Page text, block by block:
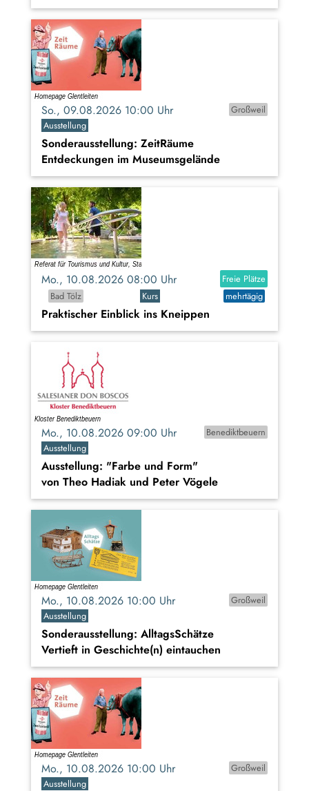
So., 09.08.2026 10:00 Uhr
Großweil
Ausstellung
Sonderausstellung: ZeitRäume
Entdeckungen im Museumsgelände
Mo., 10.08.2026 08:00 Uhr
Freie Plätze
Bad Tölz
Kurs mehrtägig
Praktischer Einblick ins Kneippen
Mo., 10.08.2026 09:00 Uhr
Benediktbeuern
Ausstellung
Ausstellung: "Farbe und Form"
von Theo Hadiak und Peter Vögele
Mo., 10.08.2026 10:00 Uhr
Großweil
Ausstellung
Sonderausstellung: AlltagsSchätze
Vertieft in Geschichte(n) eintauchen
Mo., 10.08.2026 10:00 Uhr
Großweil
Ausstellung